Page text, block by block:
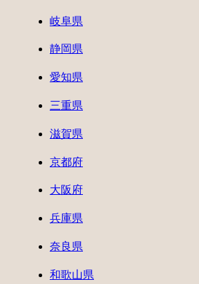
岐阜県
静岡県
愛知県
三重県
滋賀県
京都府
大阪府
兵庫県
奈良県
和歌山県